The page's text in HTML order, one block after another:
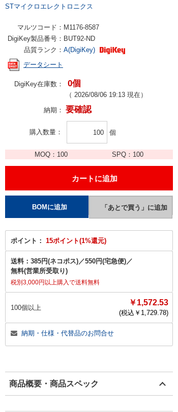
STマイクロエレクトロニクス
マルツコード： M1176-8587
DigiKey製品番号： BUT92-ND
品質ランク： A(DigiKey)
データシート
DigiKey在庫数： 0個
（ 2026/08/06 19:13 現在）
納期： 要確認
購入数量 個
MOQ： 100 SPQ： 100
ポイント： 15ポイント(1%還元)
送料： 385円(ネコポス)／550円(宅急便)／
無料(営業所受取り)
税別3,000円以上購入で送料無料
100個以上
￥1,572.53
(税込￥ 1,729.78)
納期・仕様・代替品のお問合せ
商品概要・商品スペック